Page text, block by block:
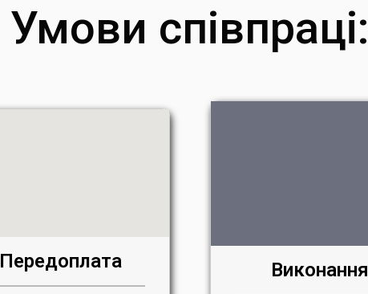
Умови співпраці:
Передоплата Виконання